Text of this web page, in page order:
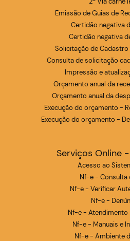
Emissão de Guias de
Certidão negativa
Certidão negativa
Solicitação de
Consulta de solicitação
Impressão e
Orçamento anual da
Orçamento anual da
Execução do orçamento -
Execução do orçamento -
Serviços Online
Acesso ao
Nf-e - Consulta
Nf-e - Verificar
Nf-e -
Nf-e - Atendimento
Nf-e - Manuais e
Nf-e - Ambiente